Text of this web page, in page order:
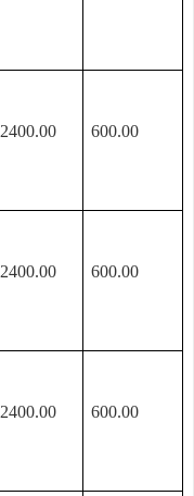
2400.00 600.00
2400.00 600.00
2400.00 600.00